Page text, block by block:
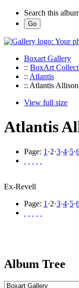
Search this
Boxart Gallery
:: BoxArt
:: Atlantis
:: Atlantis
View full size
Atlantis
Page: 1 ·2·3·4·5·
Ex-Revell
Page: 1 ·2·3·4·5·
Album Tree